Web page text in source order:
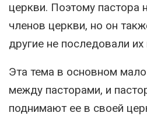
церкви. Поэтому пастора
членов церкви, но он
другие не последовали их
Эта тема в основном
между пасторами, и
поднимают ее в своей